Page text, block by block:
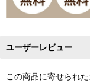
ユーザーレビュー
この商品に寄せられ